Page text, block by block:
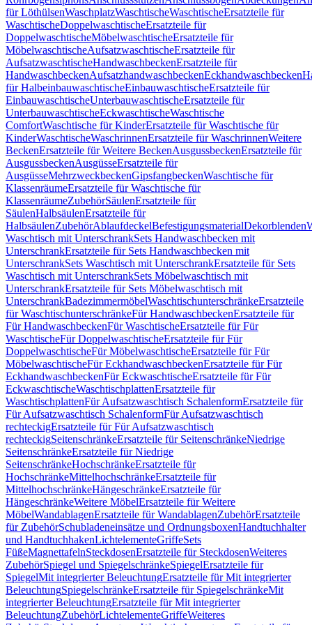
für LöthülsenWaschplatzWaschtischeWaschtischeErsatzteile für
WaschtischeDoppelwaschtischeErsatzteile für
DoppelwaschtischeMöbelwaschtischeErsatzteile für
MöbelwaschtischeAufsatzwaschtischeErsatzteile für
AufsatzwaschtischeHandwaschbeckenErsatzteile für
HandwaschbeckenAufsatzhandwaschbeckenEckhandwaschbecken
für HalbeinbauwaschtischeEinbauwaschtischeErsatzteile für
EinbauwaschtischeUnterbauwaschtischeErsatzteile für
UnterbauwaschtischeEckwaschtischeWaschtische
ComfortWaschtische für KinderErsatzteile für Waschtische für
KinderWaschtischeWaschrinnenErsatzteile für WaschrinnenWeitere
BeckenErsatzteile für Weitere BeckenAusgussbeckenErsatzteile für
AusgussbeckenAusgüsseErsatzteile für
AusgüsseMehrzweckbeckenGipsfangbeckenWaschtische für
KlassenräumeErsatzteile für Waschtische für
KlassenräumeZubehörSäulenErsatzteile für
SäulenHalbsäulenErsatzteile für
HalbsäulenZubehörAblaufdeckelBefestigungsmaterialDekorblenden
Waschtisch mit UnterschrankSets Handwaschbecken mit
UnterschrankErsatzteile für Sets Handwaschbecken mit
UnterschrankSets Waschtisch mit UnterschrankErsatzteile für Sets
Waschtisch mit UnterschrankSets Möbelwaschtisch mit
UnterschrankErsatzteile für Sets Möbelwaschtisch mit
UnterschrankBadezimmermöbelWaschtischunterschränkeErsatzteile
für WaschtischunterschränkeFür HandwaschbeckenErsatzteile für
Für HandwaschbeckenFür WaschtischeErsatzteile für Für
WaschtischeFür DoppelwaschtischeErsatzteile für Für
DoppelwaschtischeFür MöbelwaschtischeErsatzteile für Für
MöbelwaschtischeFür EckhandwaschbeckenErsatzteile für Für
EckhandwaschbeckenFür EckwaschtischeErsatzteile für Für
EckwaschtischeWaschtischplattenErsatzteile für
WaschtischplattenFür Aufsatzwaschtisch SchalenformErsatzteile für
Für Aufsatzwaschtisch SchalenformFür Aufsatzwaschtisch
rechteckigErsatzteile für Für Aufsatzwaschtisch
rechteckigSeitenschränkeErsatzteile für SeitenschränkeNiedrige
SeitenschränkeErsatzteile für Niedrige
SeitenschränkeHochschränkeErsatzteile für
HochschränkeMittelhochschränkeErsatzteile für
MittelhochschränkeHängeschränkeErsatzteile für
HängeschränkeWeitere MöbelErsatzteile für Weitere
MöbelWandablagenErsatzteile für WandablagenZubehörErsatzteile
für ZubehörSchubladeneinsätze und OrdnungsboxenHandtuchhalter
und HandtuchhakenLichtelementeGriffeSets
FüßeMagnettafelnSteckdosenErsatzteile für SteckdosenWeiteres
ZubehörSpiegel und SpiegelschränkeSpiegelErsatzteile für
SpiegelMit integrierter BeleuchtungErsatzteile für Mit integrierter
BeleuchtungSpiegelschränkeErsatzteile für SpiegelschränkeMit
integrierter BeleuchtungErsatzteile für Mit integrierter
BeleuchtungZubehörLichtelementeGriffeWeiteres